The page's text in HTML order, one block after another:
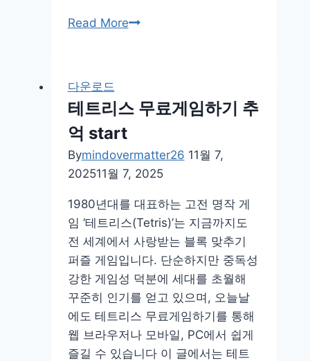
Read More버
객
터
홈
이
지
전
화
번
호
다운로드
테트리스 무료게임하기 추
억 start
Bymindovermatter26 11월 7,
202511월 7, 2025
1980년대를 대표하는 고전 명작 게
임 ‘테트리스(Tetris)’는 지금까지도
전 세계에서 사랑받는 블록 맞추기
퍼즐 게임입니다. 단순하지만 중독성
강한 게임성 덕분에 세대를 초월해
꾸준히 인기를 얻고 있으며, 오늘날
에도 테트리스 무료게임하기를 통해
웹 브라우저나 모바일, PC에서 쉽게
즐길 수 있습니다 이 글에서는 테트